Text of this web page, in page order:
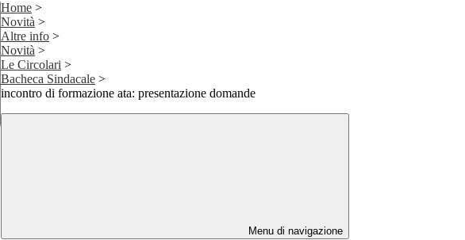
Home >
Novità >
Altre info >
Novità >
Le Circolari >
Bacheca Sindacale >
incontro di formazione ata: presentazione domande
Menu di navigazione